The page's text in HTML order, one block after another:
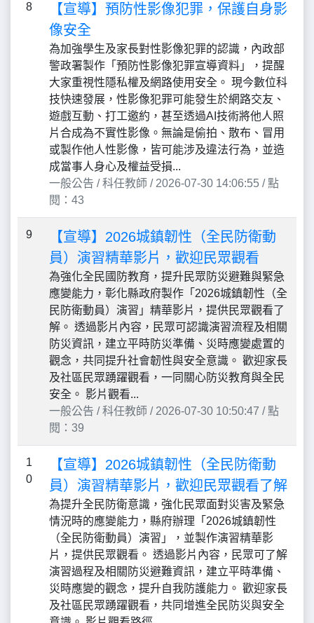
8
【宣導】預防性影像犯罪，保護自身影
像安全
為加強學生及家長對性影像犯罪的認識，內政部
警政署製作「預防性影像犯罪宣導資料」，提醒
大家重視性隱私權及網路使用安全。 現今數位科
技快速發展，性影像犯罪可能發生於網路交友、
遊戲互動、打工邀約，甚至透過AI技術將他人照
片合成為不實性影像。無論是偷拍、散布、冒用
或製作他人性影像，皆可能涉及違法行為，並造
成當事人身心及權益受損...
一般公告 / 科任教師 / 2026-07-30 14:06:55 / 點
閱：43
9
【宣導】2026城鎮韌性（全民防衛動
員）演習精華影片，歡迎民眾觀看
為強化全民國防教育，提升民眾防災避難與緊急
應變能力，彰化縣政府製作「2026城鎮韌性（全
民防衛動員）演習」精華影片，提供民眾觀看了
解。 透過影片內容，民眾可認識演習流程及相關
防災資訊，建立平時防災準備、災時應變處置的
觀念，共同提升社會韌性與安全意識。 歡迎家長
及社區民眾踴躍觀看，一同關心防災教育與全民
安全。 影片觀看...
一般公告 / 科任教師 / 2026-07-30 10:50:47 / 點
閱：39
1
0
【宣導】2026城鎮韌性（全民防衛動
員）演習精華影片，歡迎民眾觀看了解
為提升全民防衛意識，強化民眾面對災害及緊急
情況時的應變能力，縣府辦理「2026城鎮韌性
（全民防衛動員）演習」，並製作演習精華影
片，提供民眾觀看。 透過影片內容，民眾可了解
演習過程及相關防災避難資訊，建立平時準備、
災時應變的觀念，提升自我防護能力。 歡迎家長
及社區民眾踴躍觀看，共同增進全民防災與安全